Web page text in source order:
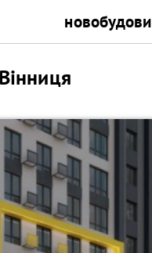
новобудови